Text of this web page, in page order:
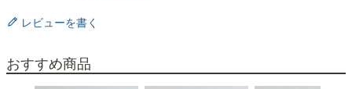
レビューを書く
おすすめ商品